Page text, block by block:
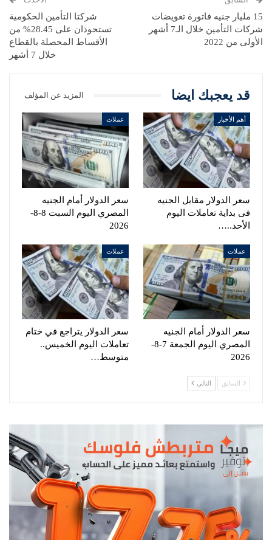
15 مليار جنيه فاتورة تعويضات
شركات التأمين خلال الـ7 أشهر
الأولى من 2022
شركتا التأمين الحكومية
تستحوذان على 28.45% من
الأقساط المحصلة بالقطاع
خلال 7 أشهر
قد يعجبك ايضا المزيد عن المؤلف
أهم الأخبار
سعر الدولار مقابل الجنيه
فى بداية تعاملات اليوم
الأحد..…
عملات
سعر الدولار أمام الجنيه
المصري اليوم السبت 8-8-
2026
عملات
سعر الدولار أمام الجنيه
المصري اليوم الجمعة 7-8-
2026
عملات
سعر الدولار يتراجع في ختام
تعاملات اليوم الخميس..
متوسط…
السابق التالي